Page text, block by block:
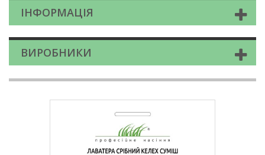
ІНФОРМАЦІЯ
ВИРОБНИКИ